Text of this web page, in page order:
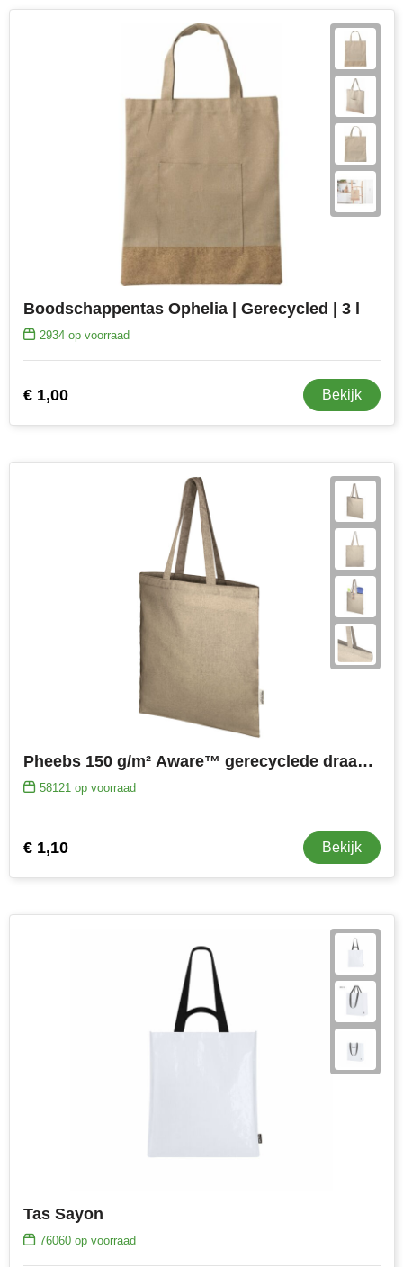
Boodschappentas Ophelia | Gerecycled | 3 l
2934op voorraad
€ 1,00 Bekijk
Pheebs 150 g/m² Aware™ gerecyclede draagtas
58121op voorraad
€ 1,10 Bekijk
Tas Sayon
76060op voorraad